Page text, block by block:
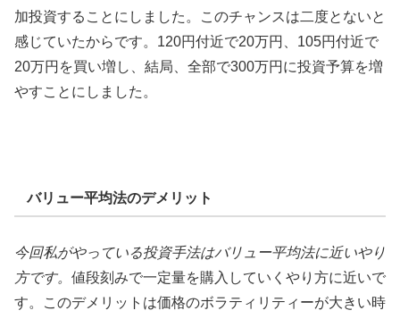
加投資することにしました。このチャンスは二度とないと
感じていたからです。120円付近で20万円、105円付近で
20万円を買い増し、結局、全部で300万円に投資予算を増
やすことにしました。
バリュー平均法のデメリット
今回私がやっている投資手法はバリュー平均法に近いやり
方です。 値段刻みで一定量を購入していくやり方に近いで
す。このデメリットは価格のボラティリティーが大きい時